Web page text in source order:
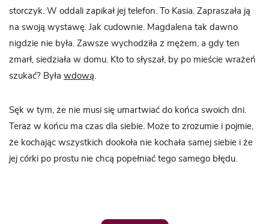
storczyk. W oddali zapikał jej telefon. To Kasia. Zapraszała ją
na swoją wystawę. Jak cudownie. Magdalena tak dawno
nigdzie nie była. Zawsze wychodziła z mężem, a gdy ten
zmarł, siedziała w domu. Kto to słyszał, by po mieście wrażeń
szukać? Była wdową.
Sęk w tym, że nie musi się umartwiać do końca swoich dni.
Teraz w końcu ma czas dla siebie. Może to zrozumie i pojmie,
że kochając wszystkich dookoła nie kochała samej siebie i że
jej córki po prostu nie chcą popełniać tego samego błędu.